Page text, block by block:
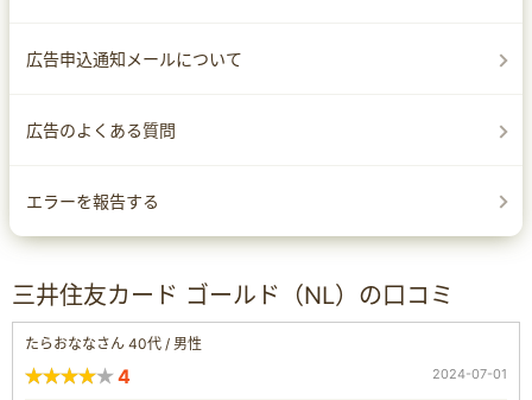
広告申込通知メールについて
広告のよくある質問
エラーを報告する
三井住友カード ゴールド（NL）の口コミ
たらおななさん 40代 / 男性
4 2024-07-01